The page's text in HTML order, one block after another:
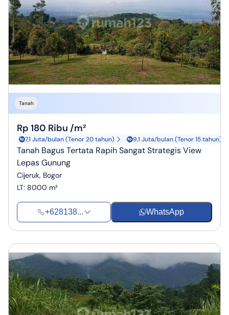
Tanah
Rp 180 Ribu /m²
7,1 Juta/bulan (Tenor 20 tahun) 9,1 Juta/bulan (Tenor 15 tahun)
Tanah Bagus Tertata Rapih Sangat Strategis View
Lepas Gunung
Cijeruk, Bogor
LT: 8000 m²
+628138... WhatsApp